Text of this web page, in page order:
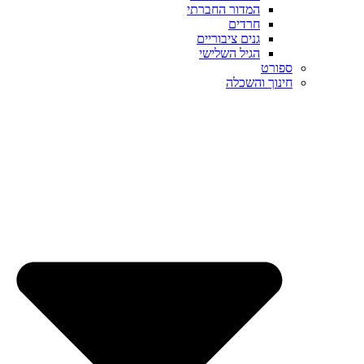
המדור החברתי
חרדים
גנים ציבוריים
הגיל השלישי
ספורט
חינוך והשכלה